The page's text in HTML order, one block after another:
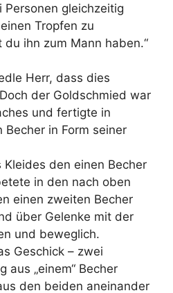
gleichzeitig
Tropfen zu
ihn zum Mann haben.“
Herr, dass dies
der Goldschmied war
und fertigte in
Becher in Form seiner
Kleides den einen Becher
in den nach oben
einen zweiten Becher
über Gelenke mit der
und beweglich.
Geschick – zwei
aus „einem“ Becher
den beiden aneinander